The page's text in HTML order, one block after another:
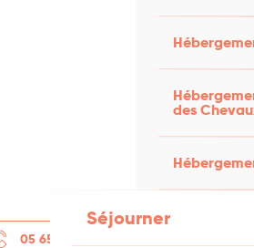
des
Séjourner
05 65 21 30